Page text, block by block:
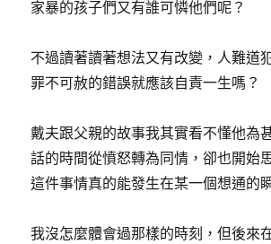
家暴的孩子們又有誰可憐他們呢？
不過讀著讀著想法又有改變，人難道
罪不可赦的錯誤就應該自責一生嗎？
戴夫跟父親的故事我其實看不懂他為
話的時間從憤怒轉為同情，卻也開始
這件事情真的能發生在某一個想通的
我沒怎麼體會過那樣的時刻，但後來